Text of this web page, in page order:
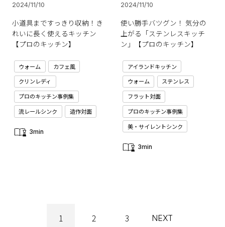
2024/11/10
小道具まですっきり収納！き
れいに長く使えるキッチン
【プロのキッチン】
ウォーム
カフェ風
クリンレディ
プロのキッチン事例集
流レールシンク
造作対面
3min
2024/11/10
使い勝手バツグン！ 気分の
上がる「ステンレスキッチ
ン」【プロのキッチン】
アイランドキッチン
ウォーム
ステンレス
フラット対面
プロのキッチン事例集
美・サイレントシンク
3min
1 2 3 NEXT